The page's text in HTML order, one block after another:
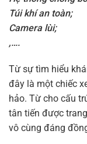
>>> Liên
——————————
Dũng Tiến –
– Trụ sở chính:
Quy Nhơn, tỉnh
– CN Phú Yên: